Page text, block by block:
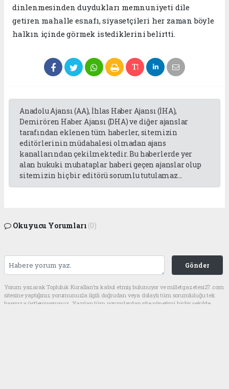
dinlenmesinden duydukları memnuniyeti dile
getiren mahalle esnafı, siyasetçileri her zaman böyle
halkın içinde görmek istediklerini belirtti.
Anadolu Ajansı (AA), İhlas Haber Ajansı (İHA),
Demirören Haber Ajansı (DHA) ve diğer ajanslar
tarafından eklenen tüm haberler, sitemizin
editörlerinin müdahalesi olmadan ajans
kanallarından çekilmektedir. Bu haberlerde yer
alan hukuki muhataplar haberi geçen ajanslar olup
sitemizin hiç bir editörü sorumlu tutulamaz...
Okuyucu Yorumları (0)
Gönder
Yorum yazarak Topluluk Kuralları’nı kabul etmiş bulunuyor ve milletgazetesi27.com
sitesine yaptığınız yorumunuzla ilgili doğrudan veya dolaylı tüm sorumluluğu tek
başınıza üstleniyorsunuz. Yazılan tüm yorumlardan site yönetimi hiçbir şekilde